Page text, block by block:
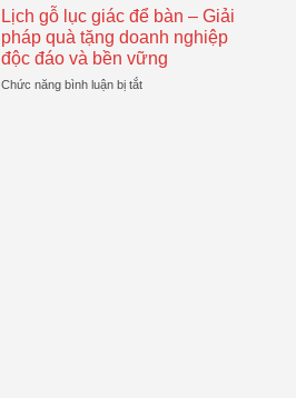
Doanh
Nghiệp
Hiệu
Quả
Gọn
Đang
Được
Xu
Hướng
Mẫu
Bánh
Trung
Thu
Dẻo
Lịch gỗ lục giác để bàn – Giải
pháp quà tặng doanh nghiệp
độc đáo và bền vững
Chức năng bình luận bị tắtở